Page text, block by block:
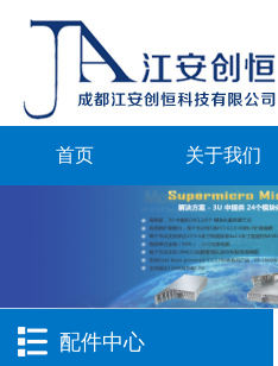
首页 关于我们
配件中心